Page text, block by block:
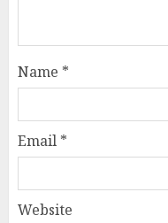
Name *
Email *
Website